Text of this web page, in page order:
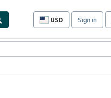
USD
Site
preferences
Sign in